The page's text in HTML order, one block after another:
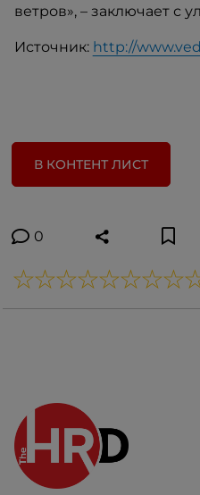
ветров», – заключает с
Источник: http://
В КОНТЕНТ ЛИСТ
0